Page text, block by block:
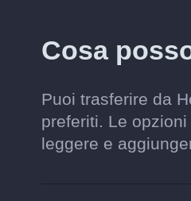
Cosa
Puoi trasferire da
preferiti. Le
leggere e